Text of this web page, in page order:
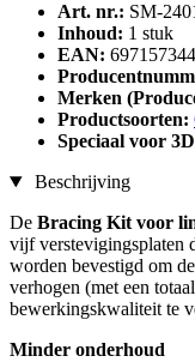
Art. nr.: SM-
Inhoud: 1 stuk
EAN:
Merken
Productsoorten:
Speciaal voor
Beschrijving
De Bracing Kit voor
vijf verstevigingsplaten
worden bevestigd om
verhogen (met een
bewerkingskwaliteit te
Minder onderhoud